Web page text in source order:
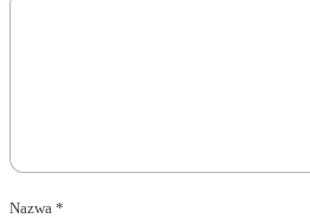
Nazwa *